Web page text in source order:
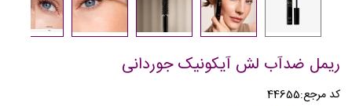
ریمل ضدآب لش آیکونیک جوردانی
کد مرجع:44655